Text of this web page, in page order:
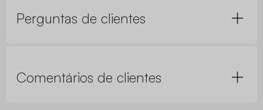
Perguntas de clientes
Comentários de clientes